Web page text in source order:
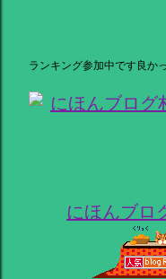
ランキング参加中です良か
にほんブロ